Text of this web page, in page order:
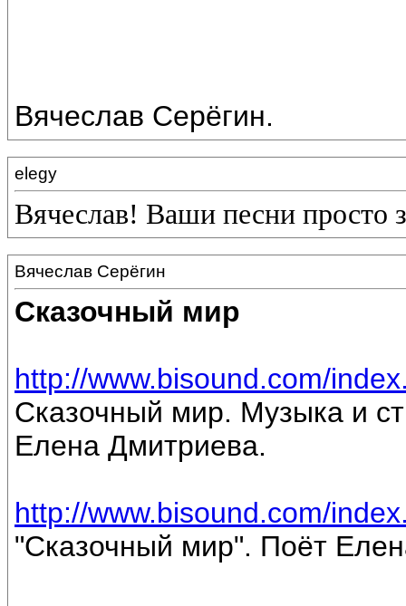
Вячеслав Серёгин.
elegy
Вячеслав! Ваши песни просто
Вячеслав Серёгин
Сказочный мир
http://www.bisound.com/
Сказочный мир. Музыка и
Елена Дмитриева.
http://www.bisound.com/
"Сказочный мир". Поёт